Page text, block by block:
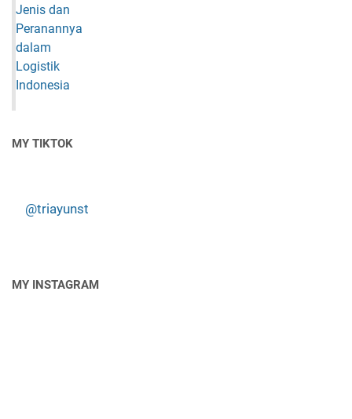
MY TIKTOK
@triayunst
MY INSTAGRAM